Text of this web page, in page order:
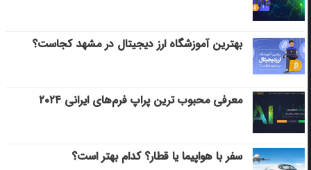
بهترین آموزشگاه ارز دیجیتال در مشهد کجاست؟
معرفی محبوب ترین پراپ فرم‌های ایرانی ۲۰۲۴
سفر با هواپیما یا قطار؟ کدام بهتر است؟